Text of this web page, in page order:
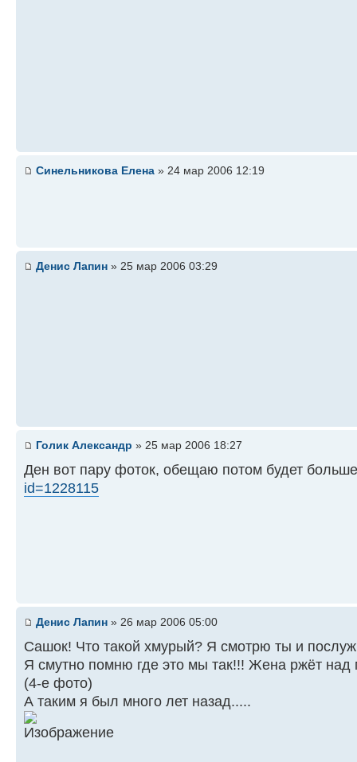
Синельникова Елена » 24 мар 2006 12:19
Денис Лапин » 25 мар 2006 03:29
Голик Александр » 25 мар 2006 18:27
Ден вот пару фоток, обещаю потом будет больше
id=1228115
Денис Лапин » 26 мар 2006 05:00
Сашок! Что такой хмурый? Я смотрю ты и
Я смутно помню где это мы так!!! Жена ржёт
(4-е фото)
А таким я был много лет назад.....